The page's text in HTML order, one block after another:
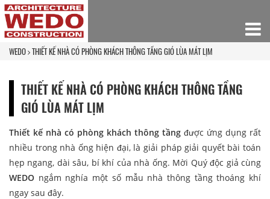
WEDO THIẾT KẾ NHÀ CÓ PHÒNG KHÁCH THÔNG TẦNG GIÓ LÙA MÁT LỊM
THIẾT KẾ NHÀ CÓ PHÒNG KHÁCH THÔNG TẦNG
GIÓ LÙA MÁT LỊM
Thiết kế nhà có phòng khách thông tầng được ứng dụng rất
nhiều trong nhà ống hiện đại, là giải pháp giải quyết bài toán
hẹp ngang, dài sâu, bí khí của nhà ống. Mời Quý độc giả cùng
WEDO ngắm nghía một số mẫu nhà thông tầng thoáng khí
ngay sau đây.